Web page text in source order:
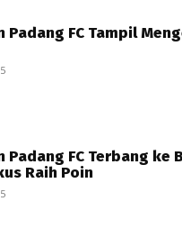
Padang FC Tampil
Padang FC Terbang
Raih Poin